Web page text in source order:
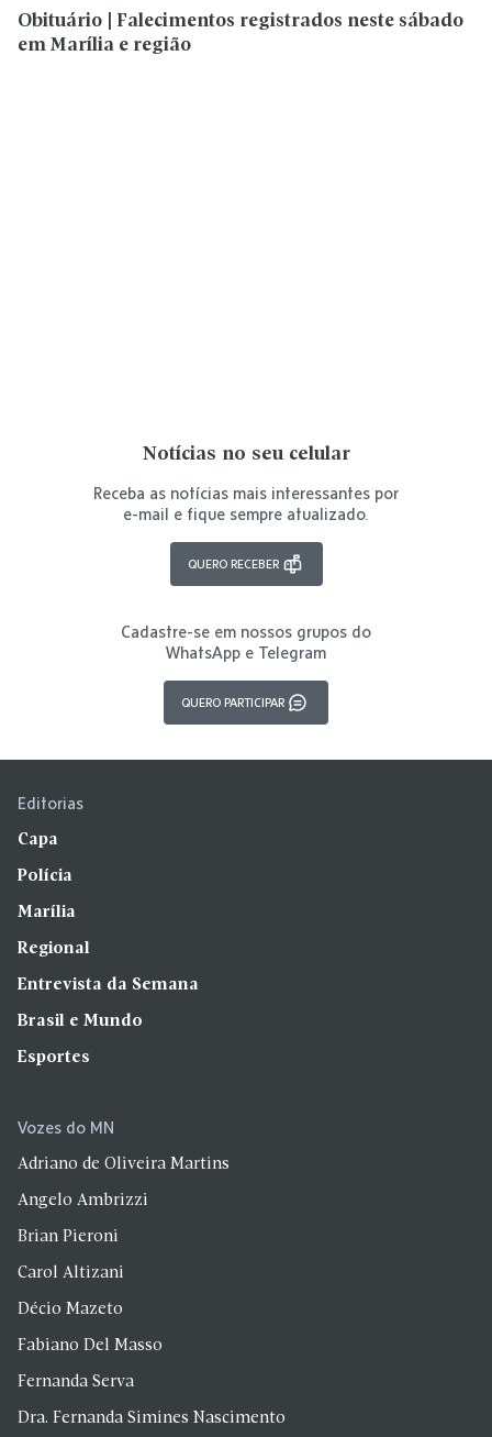
Obituário | Falecimentos registrados neste sábado
em Marília e região
Notícias no seu celular
Receba as notícias mais interessantes por
e-mail e fique sempre atualizado.
QUERO RECEBER
Cadastre-se em nossos grupos do
WhatsApp e Telegram
QUERO PARTICIPAR
Editorias
Capa
Polícia
Marília
Regional
Entrevista da Semana
Brasil e Mundo
Esportes
Vozes do MN
Adriano de Oliveira Martins
Angelo Ambrizzi
Brian Pieroni
Carol Altizani
Décio Mazeto
Fabiano Del Masso
Fernanda Serva
Dra. Fernanda Simines Nascimento